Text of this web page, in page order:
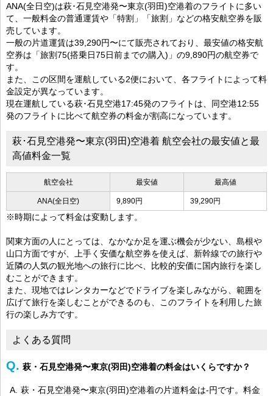
ANA(全日空)は萩･石見空港発〜東京(羽田)空港着のフライトに多い
て、一般料金の普通運賃や「特割」「旅割」などの格安航空券を販
売しています。
一般の片道運賃は39,290円〜にて販売されており、最安値の格安航
空券は「旅割75(搭乗日75日前までの購入)」の9,890円の航空券で
す。
また、この区間を運航している2便において、各フライトによって料
金設定が異なっています。
現在運航している萩･石見空港17:45発のフライトは、同空港12:55
発のフライトに比べて航空券の料金が割高になっています。
萩･石見空港発〜東京(羽田)空港着 航空会社の最安値と最
高値料金一覧
航空会社 最安値 最高値
ANA(全日空) 9,890円 39,290円
※時期によって料金は変動します。
関東方面の人にとっては、なかなか足を運ぶ機会が少ない、島根や
山口方面ですが、上手く安価な航空券を使えば、新幹線での旅行や
近隣の人気の観光地への旅行に比べ、比較的安価に国内旅行を楽し
むことができます。
また、現地ではレンタカーなどでドライブを楽しみながら、範囲を
広げて旅行を楽しむことができるのも、このフライトを利用した旅
行の楽しみ方です。
よくある質問
萩・石見空港発〜東京(羽田)空港着の料金はいくらですか？
萩・石見空港発〜東京(羽田)空港着の片道料金は-円です。料金